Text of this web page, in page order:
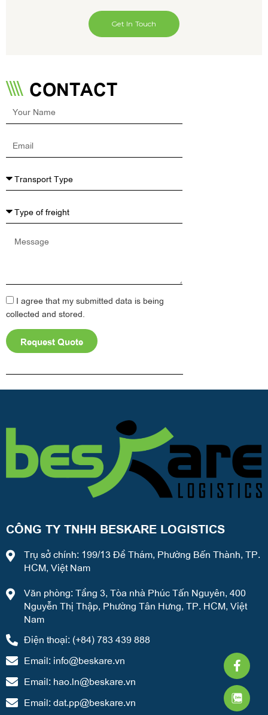
Get In Touch
CONTACT
Message
I agree that my submitted data is being
collected and stored.
Request Quote
f
CÔNG TY TNHH BESKARE LOGISTICS
Trụ sở chính: 199/13 Đề Thám, Phường Bến Thành, TP.
HCM, Việt Nam
Văn phòng: Tầng 3, Tòa nhà Phúc Tấn Nguyên, 400
Nguyễn Thị Thập, Phường Tân Hưng, TP. HCM, Việt
Nam
Điện thoại: (+84) 783 439 888
Email: info@beskare.vn
Email: hao.ln@beskare.vn
Email: dat.pp@beskare.vn